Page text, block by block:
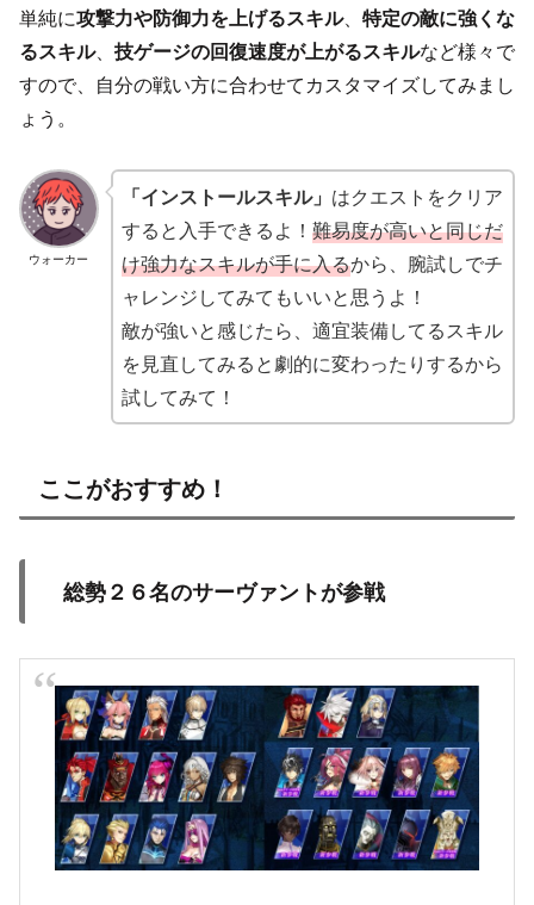
単純に攻撃力や防御力を上げるスキル、 特定の敵に強くな
るスキル、 技ゲージの回復速度が上がるスキルなど様々で
すので、自分の戦い方に合わせてカスタマイズしてみまし
ょう。
ウォーカー
「インストールスキル」 はクエストをクリア
すると入手できるよ！ 難易度が高いと同じだ
け強力なスキルが手に入るから、腕試しでチ
ャレンジしてみてもいいと思うよ！
敵が強いと感じたら、適宜装備してるスキル
を見直してみると劇的に変わったりするから
試してみて！
ここがおすすめ！
総勢２６名のサーヴァントが参戦